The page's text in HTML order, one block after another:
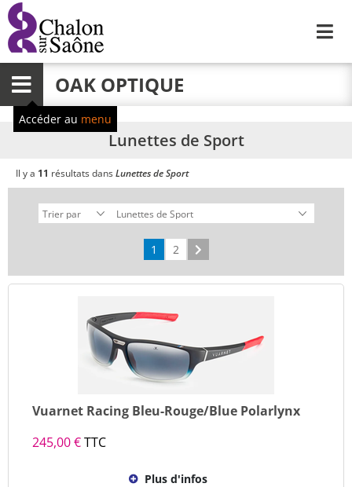
Menu OAK OPTIQUE
Accéder au menu
Lunettes de Sport
Il y a 11 résultats dansLunettes de Sport
1 2
Vuarnet Racing Bleu-Rouge/Blue Polarlynx
245,00 €TTC
Plus d'infos